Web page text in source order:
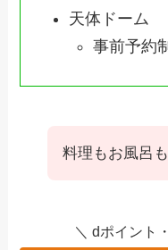
天体ドーム
事前予約制
料理もお風呂
＼ dポイント